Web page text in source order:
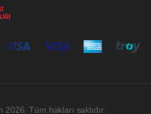
Tüm hakları saklıdır.